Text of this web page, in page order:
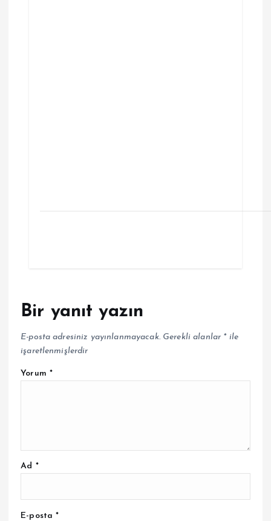
Bir yanıt yazın
E-posta adresiniz yayınlanmayacak. Gerekli alanlar *ile
işaretlenmişlerdir
Yorum *
Ad *
E-posta*